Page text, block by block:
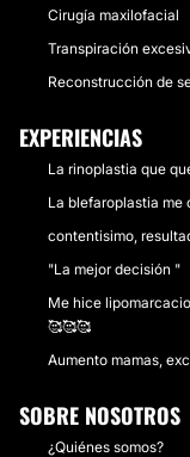
Cirugía maxilofacial
Transpiración
Reconstrucción de
EXPERIENCIAS
La rinoplastia que
La blefaroplastia me
contentisimo,
"La mejor decisión "
Me hice
🥰🥰🥰
Aumento mamas,
SOBRE NOSOTROS
¿Quiénes somos?